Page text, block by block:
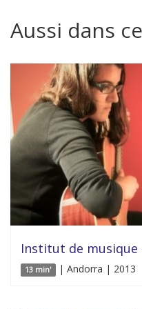
Aussi dans
Institut de musique
13 min' | Andorra | 2013